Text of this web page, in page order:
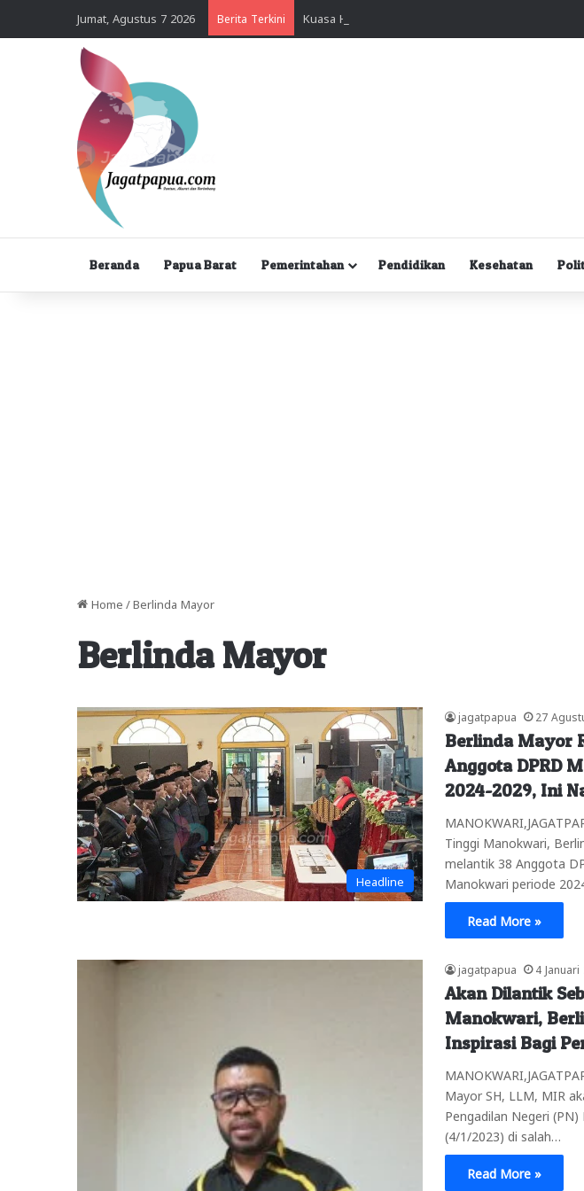
Jumat, Agustus 7 2026 Berita Terkini
Beranda Papua Barat Pemerintahan Pendidikan Kesehatan
Home / Berlinda Mayor
Berlinda Mayor
Headline
jagatpapua 27
Berlinda Mayor
Anggota DPRD
2024-2029, Ini
Tinggi Manokwari,
melantik 38 Anggota
Manokwari periode
Read More »
jagatpapua 4 Januari
Akan Dilantik
Manokwari,
Inspirasi Bagi
Mayor SH, LLM, MIR
Pengadilan Negeri
(4/1/2023) di salah…
Read More »